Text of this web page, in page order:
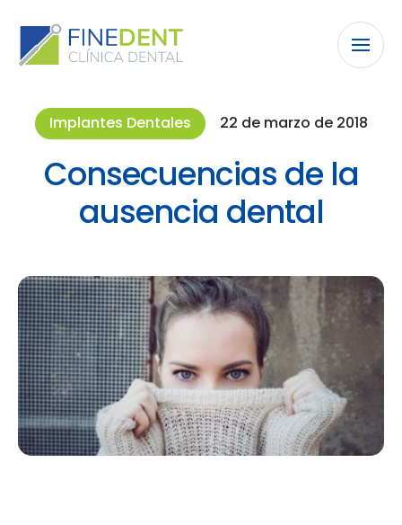
Implantes Dentales 22 de marzo de 2018
Consecuencias de la
ausencia dental